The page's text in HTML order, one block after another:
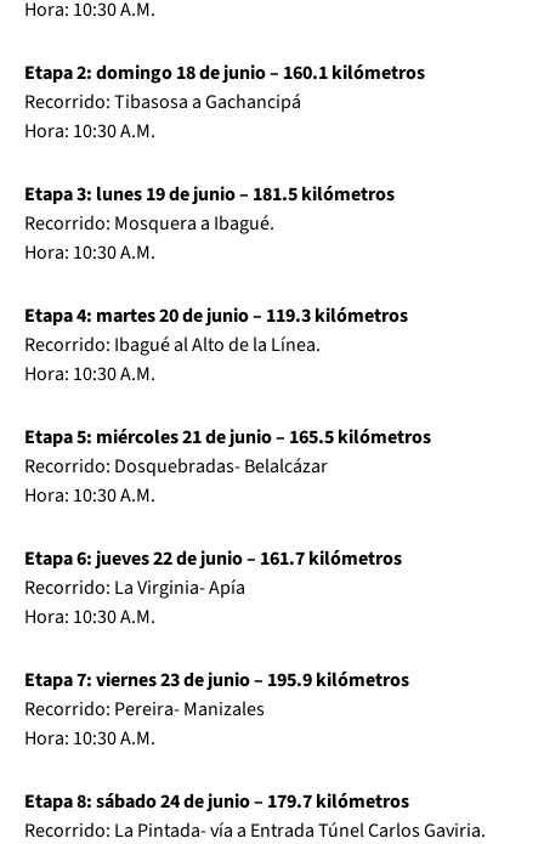
Hora: 10:30 A.M.
Etapa 2: domingo 18 de junio – 160.1 kilómetros
Recorrido: Tibasosa a Gachancipá
Hora: 10:30 A.M.
Etapa 3: lunes 19 de junio – 181.5 kilómetros
Recorrido: Mosquera a Ibagué.
Hora: 10:30 A.M.
Etapa 4: martes 20 de junio – 119.3 kilómetros
Recorrido: Ibagué al Alto de la Línea.
Hora: 10:30 A.M.
Etapa 5: miércoles 21 de junio – 165.5 kilómetros
Recorrido: Dosquebradas- Belalcázar
Hora: 10:30 A.M.
Etapa 6: jueves 22 de junio – 161.7 kilómetros
Recorrido: La Virginia- Apía
Hora: 10:30 A.M.
Etapa 7: viernes 23 de junio – 195.9 kilómetros
Recorrido: Pereira- Manizales
Hora: 10:30 A.M.
Etapa 8: sábado 24 de junio – 179.7 kilómetros
Recorrido: La Pintada- vía a Entrada Túnel Carlos Gaviria.